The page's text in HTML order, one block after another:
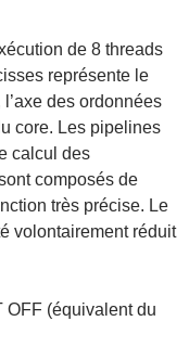
de 8 threads
représente le
des ordonnées
core. Les pipelines
calcul des
composés de
très précise. Le
volontairement réduit
OFF (équivalent du